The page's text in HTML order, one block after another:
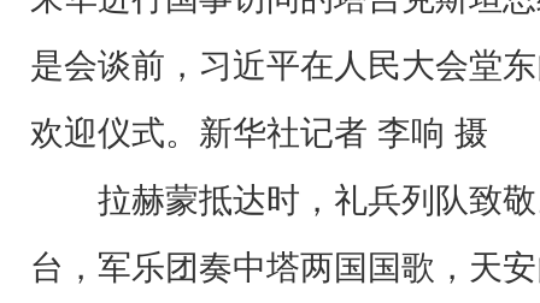
是会谈前，习近平在人民大会堂
欢迎仪式。新华社记者 李响 摄
拉赫蒙抵达时，礼兵列队致
台，军乐团奏中塔两国国歌，天